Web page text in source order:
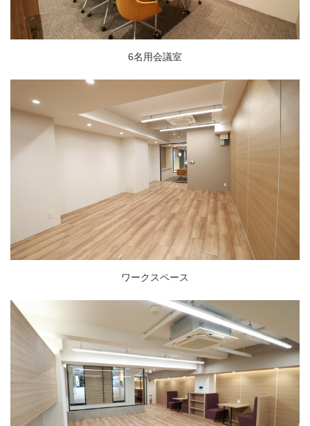
6名用会議室
ワークスペース